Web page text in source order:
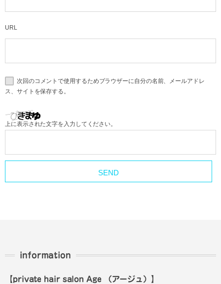
URL
次回のコメントで使用するためブラウザーに自分の名前、メールアドレ
ス、サイトを保存する。
上に表示された文字を入力してください。
information
【private hair salon Age （アージュ） 】